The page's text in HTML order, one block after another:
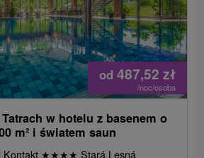
od 487,52 zł
/noc/osoba
w hotelu z basenem o
m² i światem saun
Kontakt ★★★★ Stará Lesná